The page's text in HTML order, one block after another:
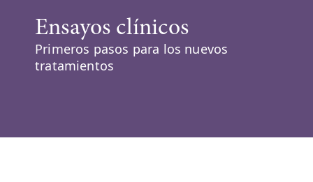
Ensayos clínicos
Primeros pasos para los nuevos
tratamientos